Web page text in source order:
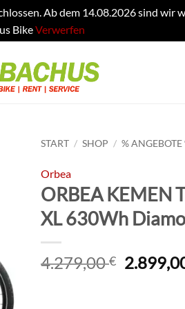
Ab dem 14.08.2026 sind wir
BikeVerwerfen
START / SHOP / % ANGEBOTE
Orbea
ORBEA KEMEN
XL 630Wh
4.279,00€